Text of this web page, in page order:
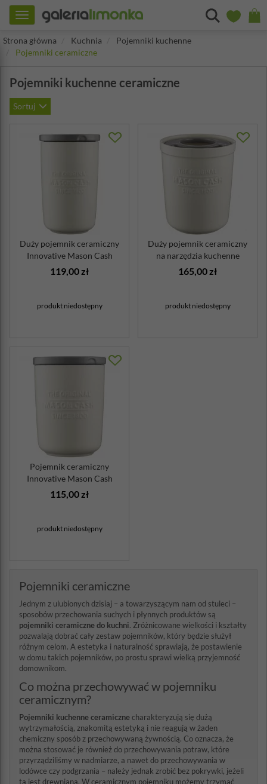
Toggle
navigation
Strona główna
Kuchnia
Pojemniki kuchenne
Pojemniki ceramiczne
Pojemniki kuchenne ceramiczne
Sortuj
Duży pojemnik ceramiczny
Innovative Mason Cash
119,00 zł
produkt niedostępny
Duży pojemnik ceramiczny
na narzędzia kuchenne
Innovative...
165,00 zł
produkt niedostępny
Pojemnik ceramiczny
Innovative Mason Cash
115,00 zł
produkt niedostępny
Pojemniki ceramiczne
Jednym z ulubionych dzisiaj – a towarzyszącym nam od stuleci –
sposobów przechowania suchych i płynnych produktów są
pojemniki ceramiczne do kuchni. Zróżnicowane wielkości i kształty
pozwalają dobrać cały zestaw pojemników, który będzie służył
różnym celom. A estetyka i naturalność sprawiają, że postawienie
w domu takich pojemników, po prostu sprawi wielką przyjemność
domownikom.
Co można przechowywać w pojemniku
ceramicznym?
Pojemniki kuchenne ceramicznecharakteryzują się dużą
wytrzymałością, znakomitą estetyką i nie reagują w żaden
chemiczny sposób z przechowywaną żywnością. Co oznacza, że
można stosować je również do przechowywania potraw, które
przyrządziliśmy w nadmiarze, a nawet do przechowywania w
lodówce czy podgrzania – należy jednak zrobić bez pokrywki, jeżeli
ta jest drewniana. W ceramicznym pojemniku możemy trzymać